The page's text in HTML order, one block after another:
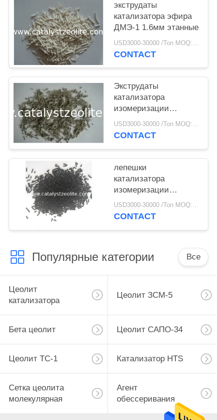
экструдаты
катализатора эфира
ДМЭ-1 1.6мм этанные
USD3000-30000 /Ton MOQ:1 кг
CONTACT
Экструдаты
катализатора
изомеризации
платины СКИ-110
0,046%
USD3000-30000 /Ton MOQ:1 кг
CONTACT
лепешки
катализатора
изомеризации
платины 2.2мн 0,32% USD3000-30000 /Ton MOQ:1 кг
CONTACT
Популярные категории Все
Цеолит
катализатора
Цеолит ЗСМ-5
Бета цеолит Цеолит САПО-34
Цеолит ТС-1 Катализатор HTS
Сетка цеолита
молекулярная
Агент
обессеривания